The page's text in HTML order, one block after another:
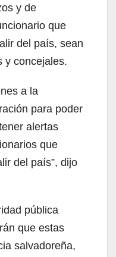
y de
que
del país, sean
y concejales.
a la
para poder
alertas
que
del país”, dijo
pública
que estas
salvadoreña,